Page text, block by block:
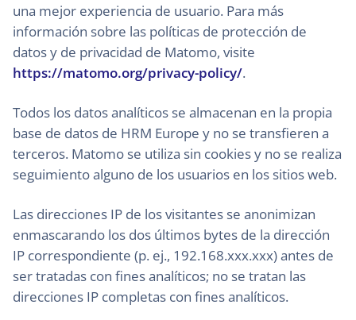
una mejor experiencia de usuario. Para más
información sobre las políticas de protección de
datos y de privacidad de Matomo, visite
https://matomo.org/privacy-policy/.
Todos los datos analíticos se almacenan en la propia
base de datos de HRM Europe y no se transfieren a
terceros. Matomo se utiliza sin cookies y no se realiza
seguimiento alguno de los usuarios en los sitios web.
Las direcciones IP de los visitantes se anonimizan
enmascarando los dos últimos bytes de la dirección
IP correspondiente (p. ej., 192.168.xxx.xxx) antes de
ser tratadas con fines analíticos; no se tratan las
direcciones IP completas con fines analíticos.